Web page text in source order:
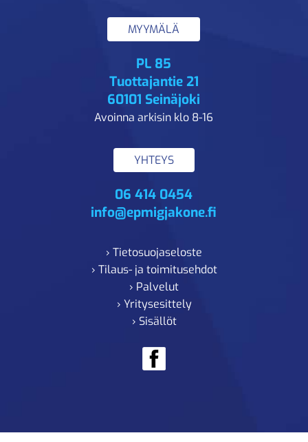
MYYMÄLÄ
PL 85
Tuottajantie 21
60101 Seinäjoki
Avoinna arkisin klo 8-16
YHTEYS
06 414 0454
info@epmigjakone.fi
› Tietosuojaseloste
› Tilaus- ja toimitusehdot
› Palvelut
› Yritysesittely
› Sisällöt